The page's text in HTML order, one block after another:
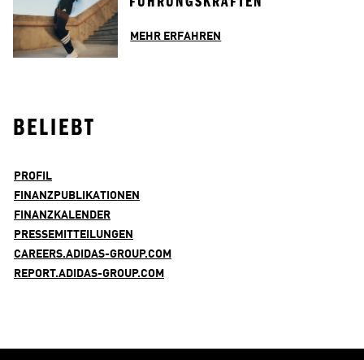
MEHR ERFAHREN
BELIEBT
PROFIL
FINANZPUBLIKATIONEN
FINANZKALENDER
PRESSEMITTEILUNGEN
CAREERS.ADIDAS-GROUP.COM
REPORT.ADIDAS-GROUP.COM